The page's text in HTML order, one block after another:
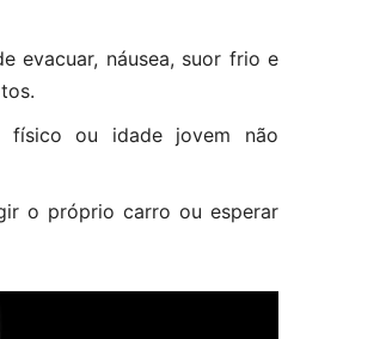
evacuar, náusea, suor frio e
físico ou idade jovem não
o próprio carro ou esperar